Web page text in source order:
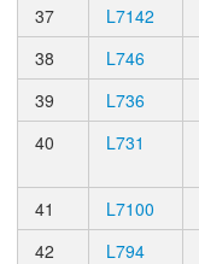
37
L7142
38
L746
39
L736
40
L731
41 L7100
42
L794